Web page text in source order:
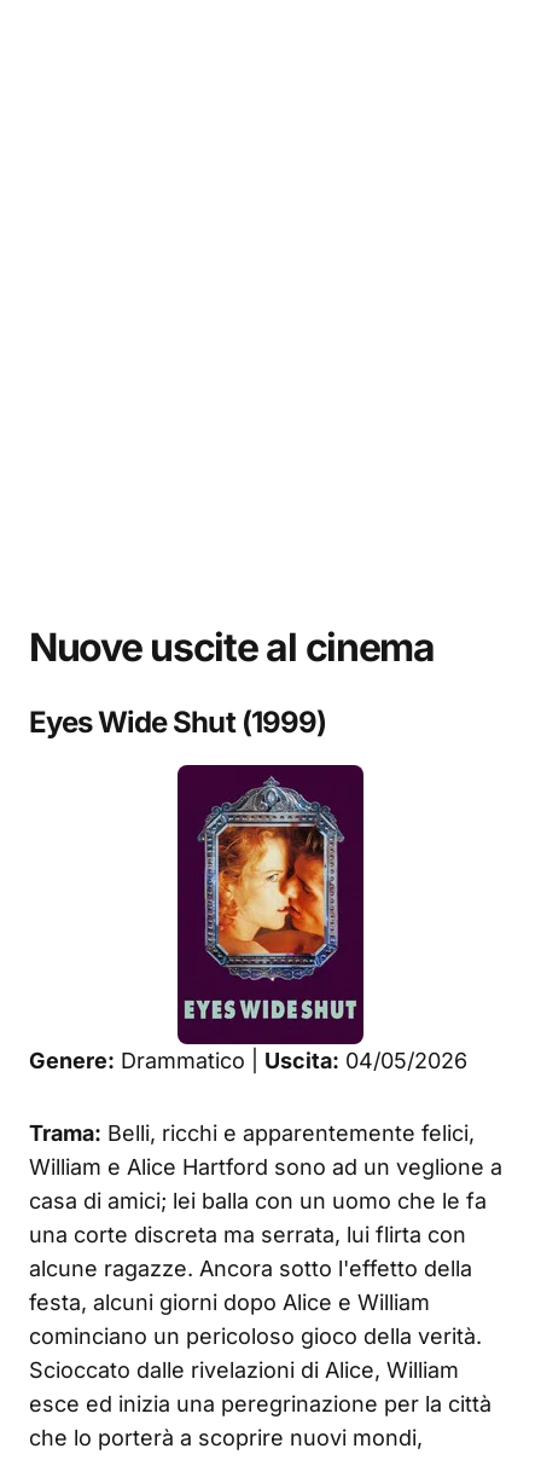
Nuove uscite al cinema
Eyes Wide Shut (1999)
Genere: Drammatico | Uscita: 04/05/2026
Trama: Belli, ricchi e apparentemente felici,
William e Alice Hartford sono ad un veglione a
casa di amici; lei balla con un uomo che le fa
una corte discreta ma serrata, lui flirta con
alcune ragazze. Ancora sotto l'effetto della
festa, alcuni giorni dopo Alice e William
cominciano un pericoloso gioco della verità.
Scioccato dalle rivelazioni di Alice, William
esce ed inizia una peregrinazione per la città
che lo porterà a scoprire nuovi mondi,